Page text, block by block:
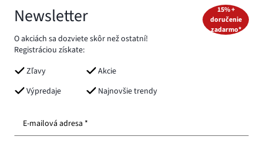
Newsletter
O akciách sa dozviete skôr než ostatní!
Registráciou získate:
Zľavy
Akcie
Výpredaje
Najnovšie trendy
15% +
doručenie
zadarmo*
E-mailová adresa *